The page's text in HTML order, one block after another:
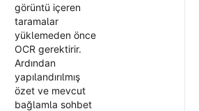
görüntü içeren
taramalar
yüklemeden önce
OCR gerektirir.
Ardından
yapılandırılmış
özet ve mevcut
bağlamla sohbet